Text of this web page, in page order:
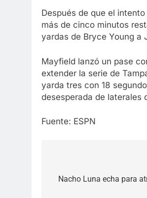
Después de que el
más de cinco minutos
yardas de Bryce Young a
Mayfield lanzó un pase
extender la serie de
yarda tres con 18
desesperada de laterales
Fuente: ESPN
de
Nacho Luna echa para